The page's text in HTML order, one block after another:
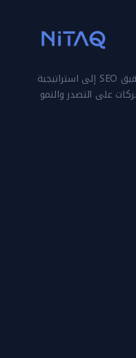
محرك النمو بالذكاء الاصطناعي. من تدقيق SEO إلى استراتيجية
على التصدر والنمو